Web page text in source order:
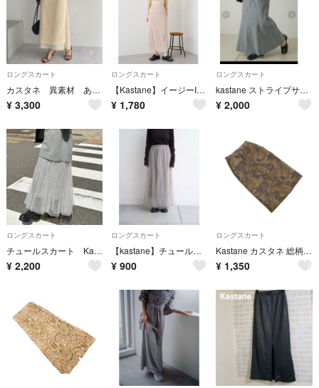
ロングスカート
カスタネ 異素材 あみあみ ベージュ タイト ウエストゴム ロングスカート 無地
¥ 3,300
ロングスカート
【Kastane】イージーIラインスカート
¥ 1,780
ロングスカート
kastane ストライプサッカーマーメイドスカート
¥ 2,000
ロングスカート
チュールスカート Kastane
¥ 2,200
ロングスカート
【kastane】チュールスカート
¥ 900
ロングスカート
Kastane カスタネ 総柄 タイト スカート sizeM/カーキ ■■ レディース
¥ 1,350